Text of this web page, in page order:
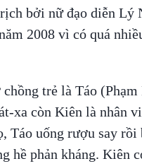
bởi nữ đạo diễn Lý
2008 vì có quá
trẻ là Táo
xa còn Kiên là nhân
Táo uống rượu say
hề phản kháng. Kiên